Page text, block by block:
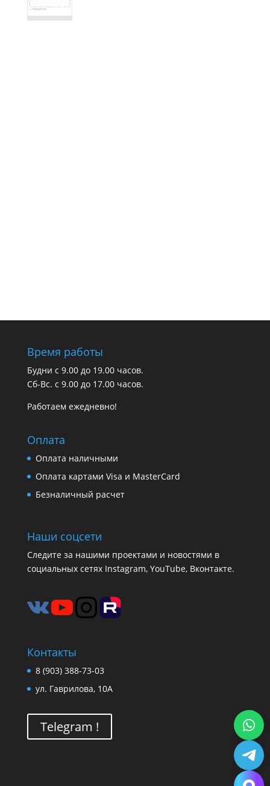
Время работы
Будни с 9.00 до 19.00 часов.
Сб-Вс. с 9.00 до 17.00 часов.
Работаем ежедневно!
Оплата
Оплата наличными
Оплата картами Visa и MasterCard
Безналичный расчет
Наши соцсети
Следите за нашими проектами и новостями в
социальных сетях Instagram, YouTube, Вконтакте.
Контакты
8 (903) 388-73-03
ул. Гаврилова, 10А
Telegram !